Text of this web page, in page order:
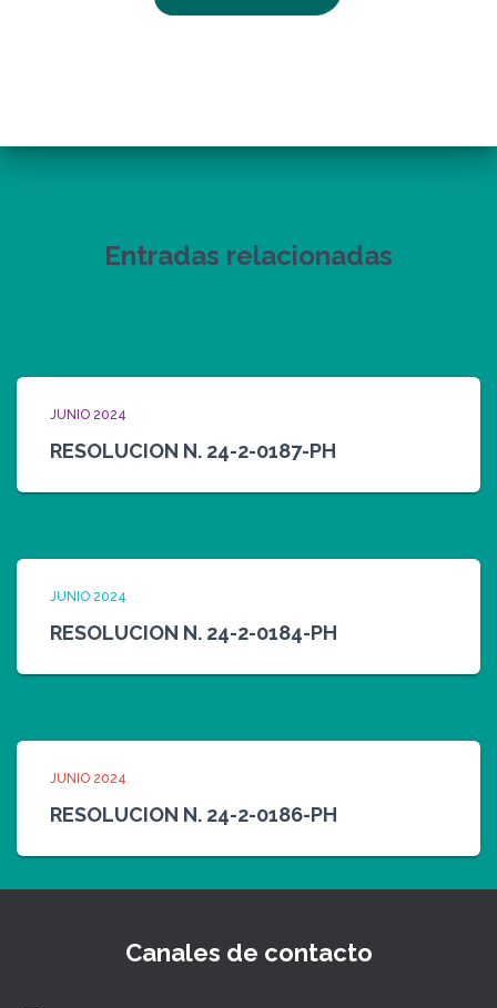
Entradas relacionadas
JUNIO 2024
RESOLUCION N. 24-2-0187-PH
JUNIO 2024
RESOLUCION N. 24-2-0184-PH
JUNIO 2024
RESOLUCION N. 24-2-0186-PH
Canales de contacto